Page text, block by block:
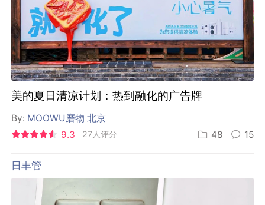
美的夏日清凉计划：热到融化的广告牌
By: MOOWU磨物 北京
9.3
27人评分 48 15
日丰管